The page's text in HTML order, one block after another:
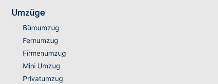
Umzüge
Büroumzug
Fernumzug
Firmenumzug
Mini Umzug
Privatumzug